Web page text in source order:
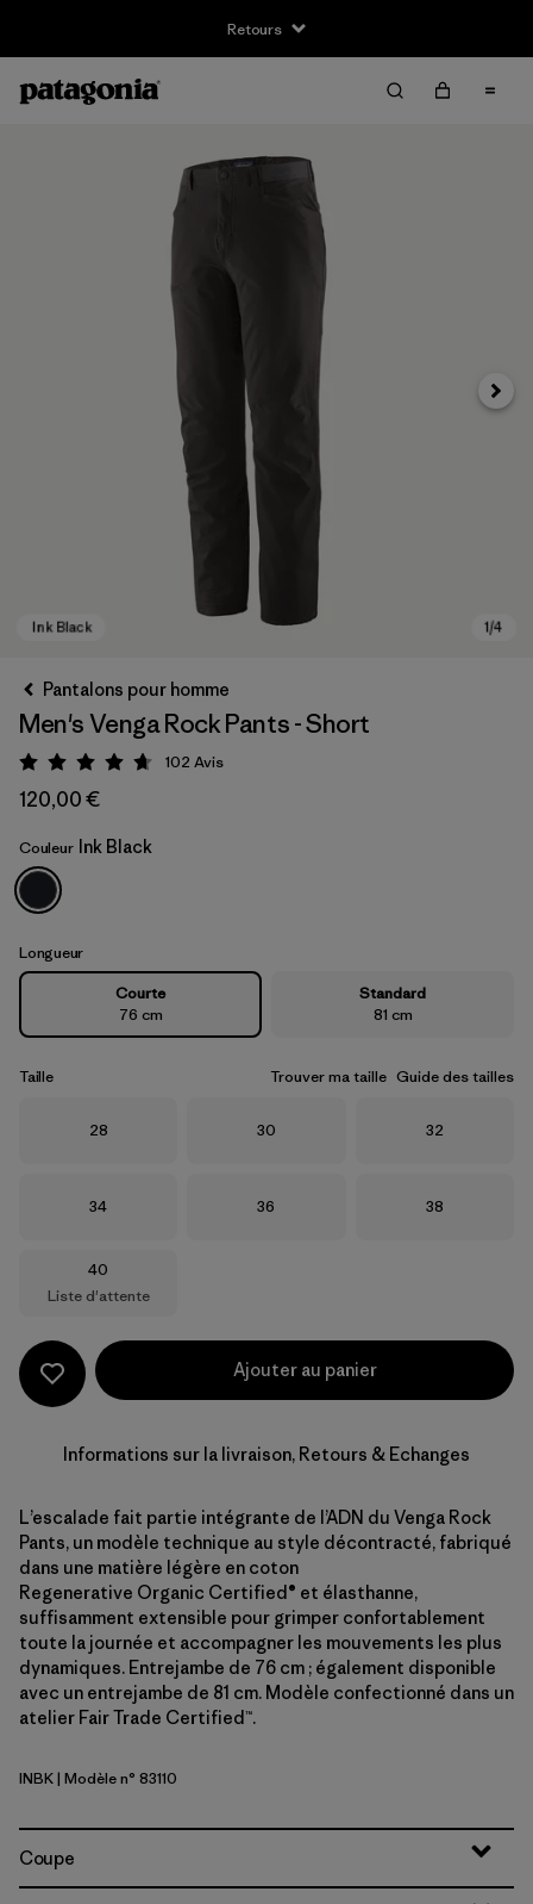
Retours
Ink Black
Pantalons pour homme
Men's Venga Rock Pants - Short
Évaluation: 4.7 / 5
102 Avis
120,00 €
Couleur Ink Black
Longueur
Courte
76 cm
Standard
81 cm
Taille Trouver ma taille Guide des tailles
Taille
28 Taille
30 Taille
32
Taille
34 Taille
36 Taille
38
Taille
40
Liste d'attente
Ajouter au panier
Informations sur la livraison, Retours & Echanges
L’escalade fait partie intégrante de l’ADN du Venga Rock
Pants, un modèle technique au style décontracté, fabriqué
dans une matière légère en coton
Regenerative Organic Certified® et élasthanne,
suffisamment extensible pour grimper confortablement
toute la journée et accompagner les mouvements les plus
dynamiques. Entrejambe de 76 cm ; également disponible
avec un entrejambe de 81 cm. Modèle confectionné dans un
atelier Fair Trade Certified™.
Ink Black
INBK| Modèle n° 83110
Coupe